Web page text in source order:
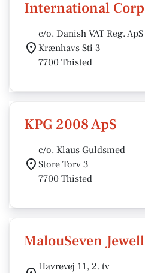
International Corp
c/o. Danish VAT Reg. ApS
Krænhavs Sti 3
7700 Thisted
KPG 2008 ApS
c/o. Klaus Guldsmed
Store Torv 3
7700 Thisted
MalouSeven
Havrevej 11, 2. tv